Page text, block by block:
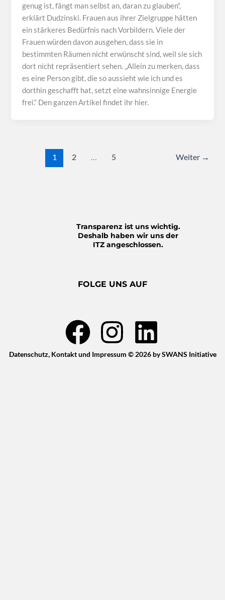
genug ist, fängt man selbst an, daran zu glauben“,
erklärt Dudzinski. Frauen aus ihrer Zielgruppe hätten
ein stärkeres Bedürfnis nach Vorbildern. Viele der
Frauen würden davon ausgehen, dass sie in
bestimmten Räumen nicht erwünscht sind, weil sie sich
dort nicht repräsentiert sehen. „Allein zu merken, dass
es eine Person gibt, die so aussieht wie ich und es
dorthin geschafft hat, setzt eine wahnsinnige Energie
frei.“ Den ganzen Artikel findet ihr hier.
1 2 … 5 Weiter →
Transparenz ist uns wichtig.
Deshalb haben wir uns der
ITZ angeschlossen.
FOLGE UNS AUF
a
c
n
s
i
n
Datenschutz, Kontaktund Impressum © 2026 by SWANS Initiative